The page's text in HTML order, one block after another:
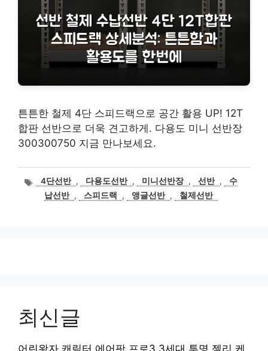
튼튼한 철제 4단 스피드랙으로 공간 활용 UP! 12T
합판 선반으로 더욱 견고하게. 다용도 미니 선반장
300300750 지금 만나보세요.
태4단선반 , 다용도선반 , 미니선반장 , 선반 ,
수
납선반 , 스피드랙 , 앵글선반 , 철제선반
최신글